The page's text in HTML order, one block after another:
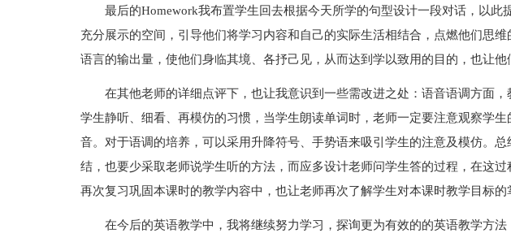
最后的Homework我布置学生回去根据今天所学的句型设计一段对话，以此
充分展示的空间，引导他们将学习内容和自己的实际生活相结合，点燃他们思
语言的输出量，使他们身临其境、各抒己见，从而达到学以致用的目的，也让他
在其他老师的详细点评下，也让我意识到一些需改进之处：语音语调方面
学生静听、细看、再模仿的习惯，当学生朗读单词时，老师一定要注意观察学
音。对于语调的培养，可以采用升降符号、手势语来吸引学生的注意及模仿。
结，也要少采取老师说学生听的方法，而应多设计老师问学生答的过程，在这过
再次复习巩固本课时的教学内容中，也让老师再次了解学生对本课时教学目标的
在今后的英语教学中，我将继续努力学习，探询更为有效的的英语教学方